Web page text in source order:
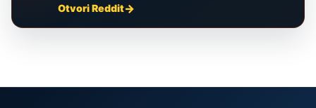
Otvori Reddit